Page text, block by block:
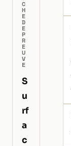
C
H
E
D
E
P
R
E
U
V
E
S
u
rf
a
c